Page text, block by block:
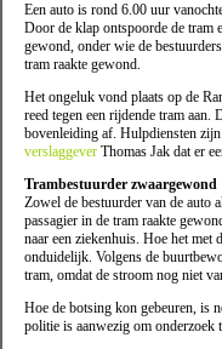
Een auto is rond 6.00 uur
Door de klap ontspoorde de tram
gewond, onder wie de
tram raakte gewond.
Het ongeluk vond plaats op de
reed tegen een rijdende tram
bovenleiding af. Hulpdiensten
verslaggever Thomas Jak dat er
Trambestuurder zwaargewond
Zowel de bestuurder van de auto
passagier in de tram raakte
naar een ziekenhuis. Hoe het met
onduidelijk. Volgens de
tram, omdat de stroom nog niet
Hoe de botsing kon gebeuren, is
politie is aanwezig om onderzoek